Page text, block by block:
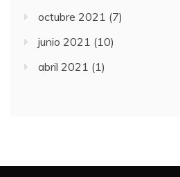
octubre 2021 (7)
junio 2021 (10)
abril 2021 (1)